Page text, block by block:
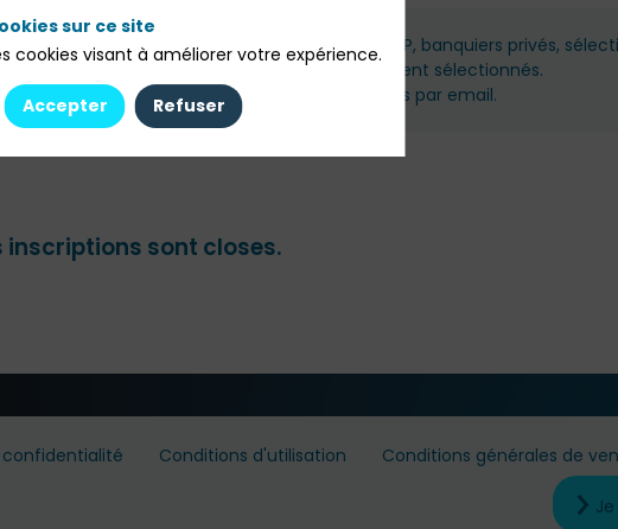
: family offices, gérants de fortune/CGP, banquiers privés,
et partenaires en gestion d’actifs soigneusement sélectionnés.
et validées par notre équipe, puis confirmées par email.
inscriptions sont closes.
confidentialité Conditions d'utilisation Conditions générales de
sur ce site
cookies visant à améliorer votre expérience.
Accepter Refuser